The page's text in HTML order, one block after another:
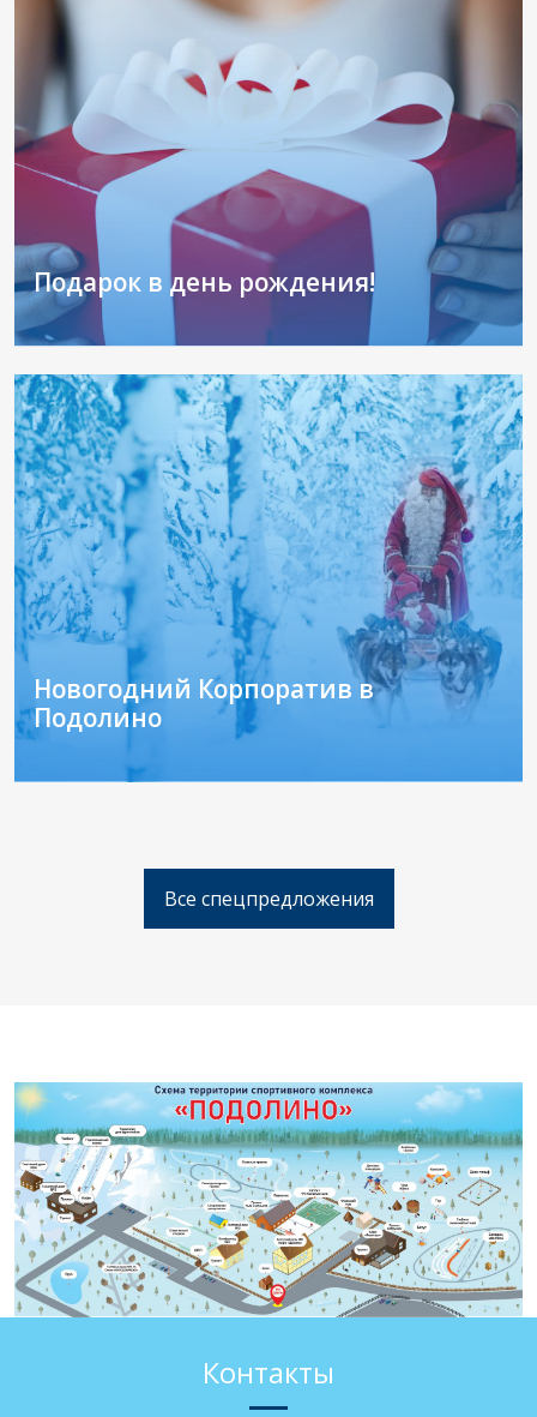
Подарок в день рождения!
Подарок в день рождения от спортивного
комплекса «Подолино»!
Новогодний Корпоратив в
Подолино
Празднуйте Новый Год с друзьями и коллегами
у нас в Подолино!
Все спецпредложения
Контакты